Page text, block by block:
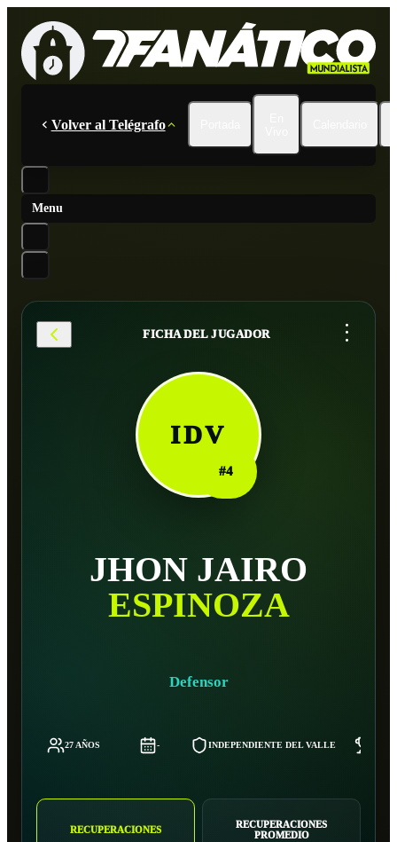
Volver al Telégrafo
Menu
FICHA DEL JUGADOR ...
IDV
#4
JHON JAIRO
ESPINOZA
Defensor
27 AÑOS - INDEPENDIENTE DEL VALLE
RECUPERACIONES
RECUPERACIONES
PROMEDIO